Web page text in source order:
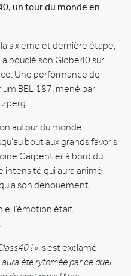
un tour du monde en
sixième et dernière étape,
bouclé son Globe40 sur
Une performance de
BEL 187, mené par
autour du monde,
bout aux grands favoris
Carpentier à bord du
intensité qui aura animé
son dénouement.
l’émotion était
! » , s’est exclamé
été rythmée par ce duel